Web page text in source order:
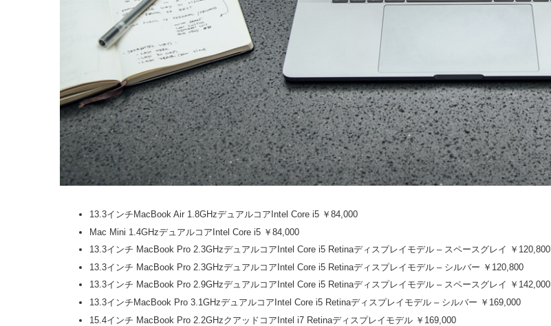
13.3インチMacBook Air 1.8GHzデュアルコアIntel Core i5 ￥84,000
Mac Mini 1.4GHzデュアルコアIntel Core i5 ￥84,000
13.3インチ MacBook Pro 2.3GHzデュアルコアIntel Core i5 Retinaディスプレイモデル – スペースグレイ ￥120,800
13.3インチ MacBook Pro 2.3GHzデュアルコアIntel Core i5 Retinaディスプレイモデル – シルバー ￥120,800
13.3インチ MacBook Pro 2.9GHzデュアルコアIntel Core i5 Retinaディスプレイモデル – スペースグレイ ￥142,000
13.3インチMacBook Pro 3.1GHzデュアルコアIntel Core i5 Retinaディスプレイモデル – シルバー ￥169,000
15.4インチ MacBook Pro 2.2GHzクアッドコアIntel i7 Retinaディスプレイモデル ￥169,000